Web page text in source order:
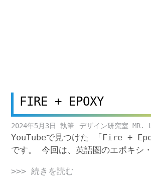
FIRE + EPOXY
2024年5月3日 デザイン研究室 MR.
YouTubeで見つけた 「Fire +
です。 今回は、英語圏のエポキシ
>>> 続きを読む